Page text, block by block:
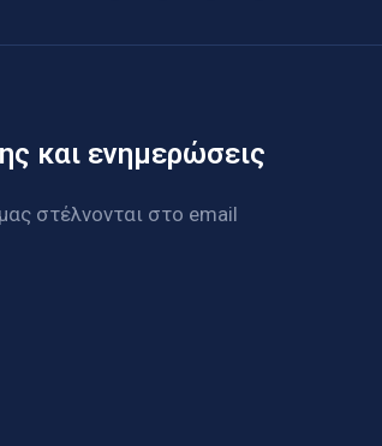
και ενημερώσεις
στέλνονται στο email